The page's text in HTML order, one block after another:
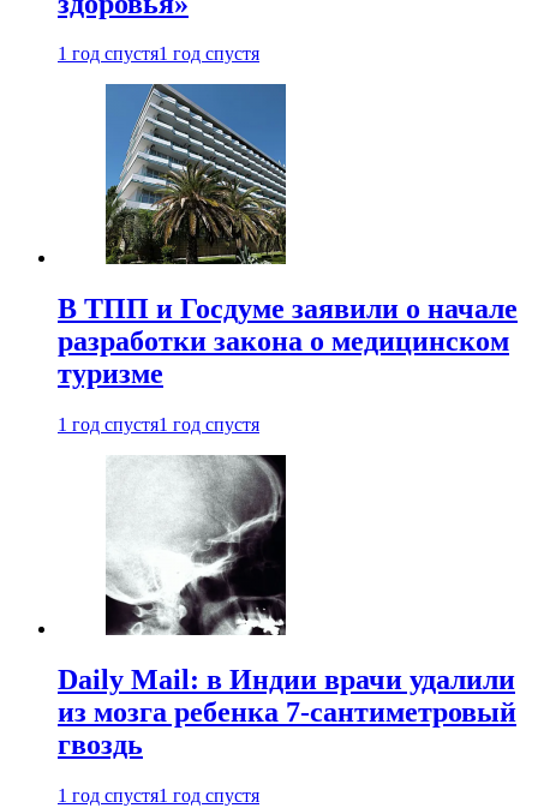
1 год спустя1 год спустя
В ТПП и Госдуме заявили о начале
разработки закона о медицинском
туризме
1 год спустя1 год спустя
Daily Mail: в Индии врачи удалили
из мозга ребенка 7-сантиметровый
гвоздь
1 год спустя1 год спустя